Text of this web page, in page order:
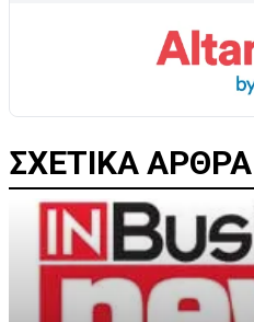
ΣΧΕΤΙΚΑ ΑΡΘΡΑ